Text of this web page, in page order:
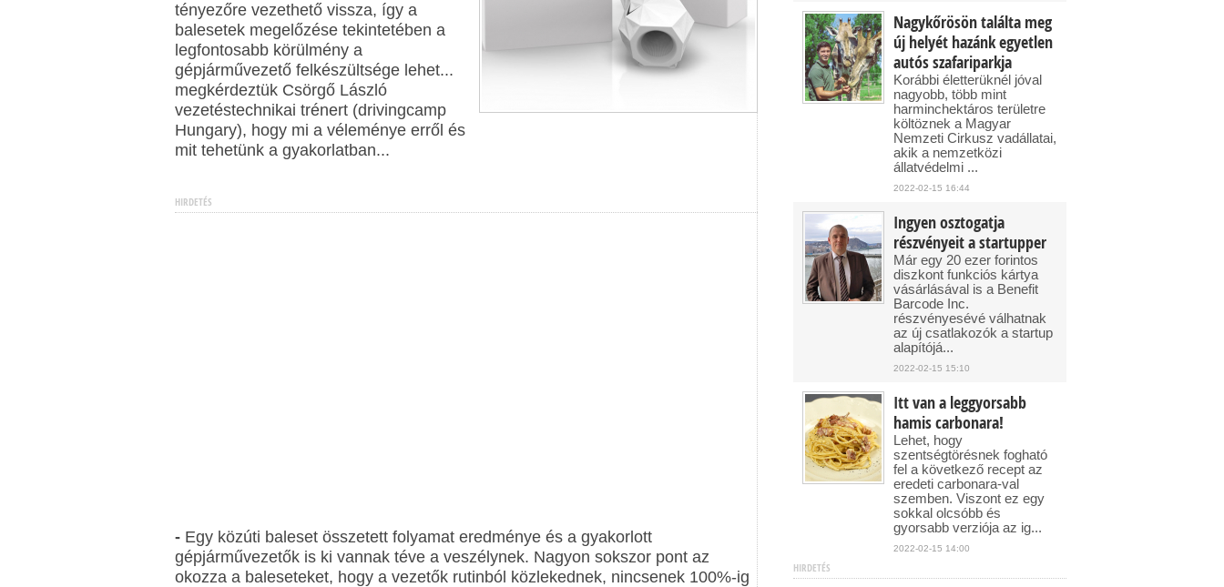
tényezőre vezethető vissza, így a
balesetek megelőzése tekintetében a
legfontosabb körülmény a
gépjárművezető felkészültsége lehet...
megkérdeztük Csörgő László
vezetéstechnikai trénert (drivingcamp
Hungary), hogy mi a véleménye erről és
mit tehetünk a gyakorlatban...
HIRDETÉS
- Egy közúti baleset összetett folyamat eredménye és a gyakorlott
gépjárművezetők is ki vannak téve a veszélynek. Nagyon sokszor pont az
okozza a baleseteket, hogy a vezetők rutinból közlekednek, nincsenek 100%-ig
Nagykőrösön találta meg
új helyét hazánk egyetlen
autós szafariparkja
Korábbi életterüknél jóval
nagyobb, több mint
harminchektáros területre
költöznek a Magyar
Nemzeti Cirkusz vadállatai,
akik a nemzetközi
állatvédelmi ...
2022-02-15 16:44
Ingyen osztogatja
részvényeit a startupper
Már egy 20 ezer forintos
diszkont funkciós kártya
vásárlásával is a Benefit
Barcode Inc.
részvényesévé válhatnak
az új csatlakozók a startup
alapítójá...
2022-02-15 15:10
Itt van a leggyorsabb
hamis carbonara!
Lehet, hogy
szentségtörésnek fogható
fel a következő recept az
eredeti carbonara-val
szemben. Viszont ez egy
sokkal olcsóbb és
gyorsabb verziója az ig...
2022-02-15 14:00
HIRDETÉS